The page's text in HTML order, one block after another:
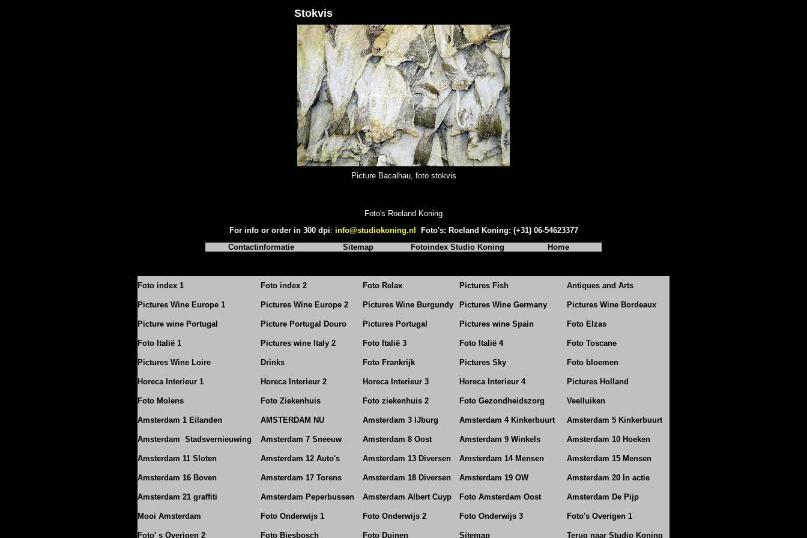
Stokvis
Picture Bacalhau, foto stokvis
Foto's Roeland Koning
For info or order in 300 dpi: info@studiokoning.nl
Foto's: Roeland Koning: (+31) 06-54623377
Contactinformatie
Sitemap Fotoindex Studio Koning Home
Foto index 1 Foto index 2 Foto Relax Pictures Fish Antiques and Arts
Pictures Wine Europe 1 Pictures Wine Europe 2 Pictures Wine Burgundy Pictures Wine Germany Pictures Wine Bordeaux
Picture wine Portugal Picture Portugal Douro Pictures Portugal Pictures wine Spain Foto Elzas
Foto Italië 1 Pictures wine Italy 2 Foto Italië 3 Foto Italië 4 Foto Toscane
Pictures Wine Loire Drinks Foto Frankrijk Pictures Sky Foto bloemen
Horeca Interieur 1 Horeca Interieur 2 Horeca Interieur 3 Horeca Interieur 4 Pictures Holland
Foto Molens Foto Ziekenhuis Foto ziekenhuis 2 Foto Gezondheidszorg Veelluiken
Amsterdam 1 Eilanden AMSTERDAM NU Amsterdam 3 IJburg Amsterdam 4 Kinkerbuurt Amsterdam 5 Kinkerbuurt
Amsterdam Stadsvernieuwing Amsterdam 7 Sneeuw Amsterdam 8 Oost Amsterdam 9 Winkels Amsterdam 10 Hoeken
Amsterdam 11 Sloten Amsterdam 12 Auto's Amsterdam 13 Diversen Amsterdam 14 Mensen Amsterdam 15 Mensen
Amsterdam 16 Boven Amsterdam 17 Torens Amsterdam 18 Diversen Amsterdam 19 OW Amsterdam 20 In actie
Amsterdam 21 graffiti Amsterdam Peperbussen Amsterdam Albert Cuyp Foto Amsterdam Oost Amsterdam De Pijp
Mooi Amsterdam Foto Onderwijs 1 Foto Onderwijs 2 Foto Onderwijs 3 Foto's Overigen 1
Foto' s Overigen 2 Foto Biesbosch Foto Duinen Sitemap Terug naar Studio Koning